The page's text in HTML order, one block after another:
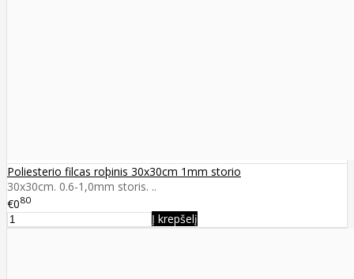
Poliesterio filcas roþinis 30x30cm 1mm storio
30x30cm. 0.6-1,0mm storis. ..
€080
Į krepšelį